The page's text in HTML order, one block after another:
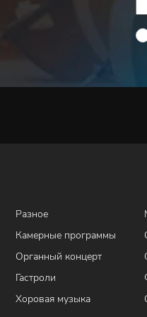
Разное
Камерные программы
Органный концерт
Гастроли
Хоровая музыка